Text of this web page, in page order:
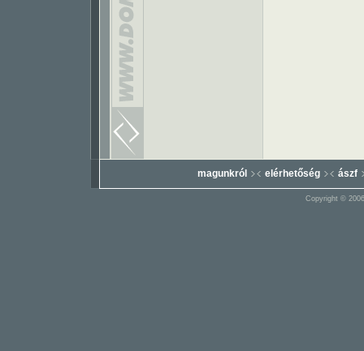
magunkról elérhetőség ászf
Copyright ©